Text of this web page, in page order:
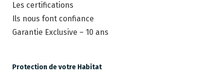
Les certifications
Ils nous font confiance
Garantie Exclusive – 10 ans
Protection de votre Habitat